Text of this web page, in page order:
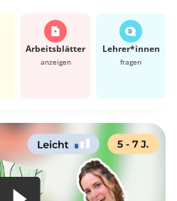
Arbeits­blätter
anzeigen
Lehrer*​innen
fragen